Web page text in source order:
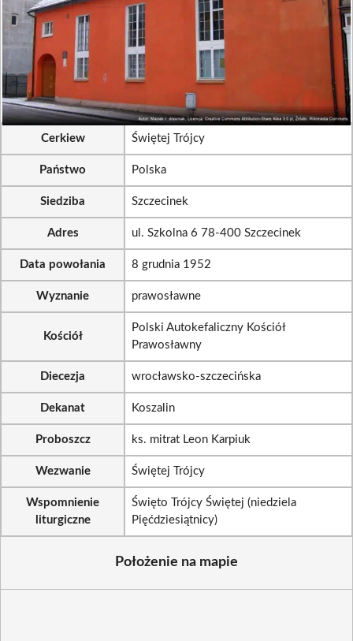
Cerkiew Świętej Trójcy
Państwo Polska
Siedziba Szczecinek
Adres ul. Szkolna 6 78-400 Szczecinek
Data powołania 8 grudnia 1952
Wyznanie prawosławne
Kościół
Polski Autokefaliczny Kościół
Prawosławny
Diecezja wrocławsko-szczecińska
Dekanat Koszalin
Proboszcz ks. mitrat Leon Karpiuk
Wezwanie Świętej Trójcy
Wspomnienie
liturgiczne
Święto Trójcy Świętej (niedziela
Pięćdziesiątnicy)
Położenie na mapie